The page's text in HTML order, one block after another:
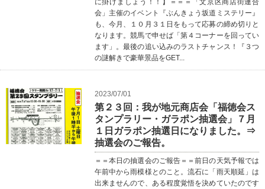
に掛けましょう！！】＝＝＝「文京区商店街連合
会」主催のイベント『ぶんきょう坂道ミステリー』
も、今月、１０月３１日をもって応募の締め切りと
なります。競馬で申せば「第４コーナーを回ってい
ます」。最後の追い込みのラストチャンス！『３つ
の謎解きで豪華景品をGET...
2023/07/01
第２３回：我が地元商店会「福徳会ス
タンプラリー・ガラポン抽選会」７月
１日ガラポン抽選日になりました。⇒
抽選会のご報告。
＝＝本日の抽選会のご報告＝＝前日の天気予報では
午前中から雨模様とのこと。流石に「雨天順延」は
出来ませんので、ある程度覚悟を決めていたのです